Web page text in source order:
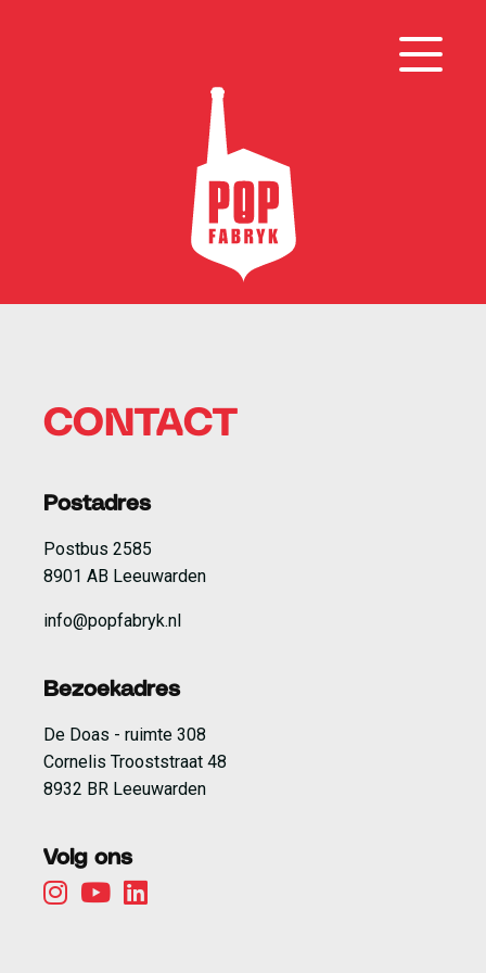
CONTACT
Postadres
Postbus 2585
8901 AB Leeuwarden
info@popfabryk.nl
Bezoekadres
De Doas - ruimte 308
Cornelis Trooststraat 48
8932 BR Leeuwarden
Volg ons